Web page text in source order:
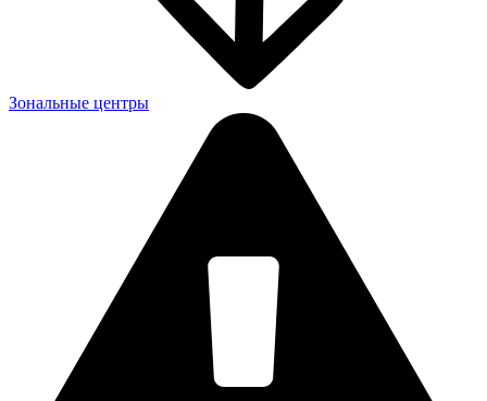
Зональные центры